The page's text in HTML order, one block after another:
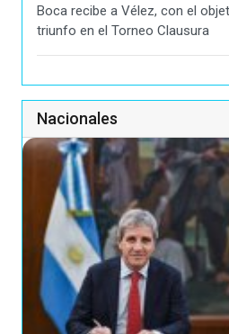
Boca recibe a Vélez, con el
triunfo en el Torneo Clausura
Nacionales